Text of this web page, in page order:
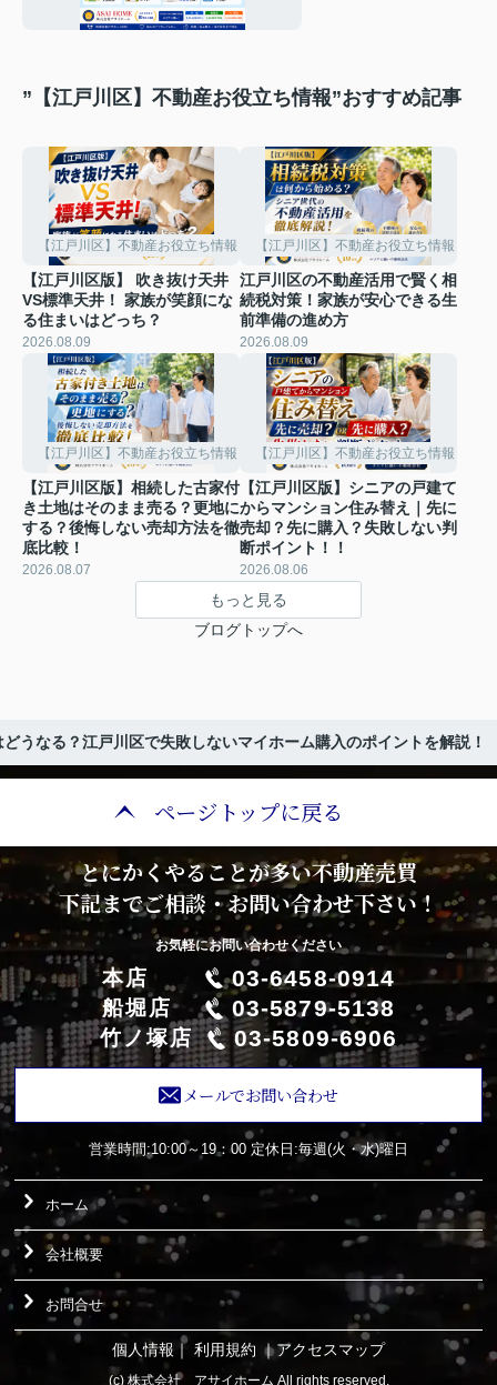
”【江戸川区】不動産お役立ち情報”おすすめ記事
【江戸川区】不動産お役立ち情報
【江戸川区版】 吹き抜け天井
VS標準天井！ 家族が笑顔にな
る住まいはどっち？
2026.08.09
【江戸川区】不動産お役立ち情報
江戸川区の不動産活用で賢く相
続税対策！家族が安心できる生
前準備の進め方
2026.08.09
【江戸川区】不動産お役立ち情報
【江戸川区版】相続した古家付
き土地はそのまま売る？更地に
する？後悔しない売却方法を徹
底比較！
2026.08.07
【江戸川区】不動産お役立ち情報
【江戸川区版】シニアの戸建て
からマンション住み替え｜先に
売却？先に購入？失敗しない判
断ポイント！！
2026.08.06
もっと見る
ブログトップへ
うなる？江戸川区で失敗しないマイホーム購入のポイントを解説！
ページトップに戻る
とにかくやることが多い不動産売買
下記までご相談・お問い合わせ下さい！
お気軽にお問い合わせください
本店 03-6458-0914
船堀店 03-5879-5138
竹ノ塚店 03-5809-6906
メールでお問い合わせ
営業時間:10:00～19：00 定休日:毎週(火・水)曜日
ホーム
会社概要
お問合せ
個人情報 ｜ 利用規約 ｜アクセスマップ
(c) 株式会社 アサイホーム All rights reserved.